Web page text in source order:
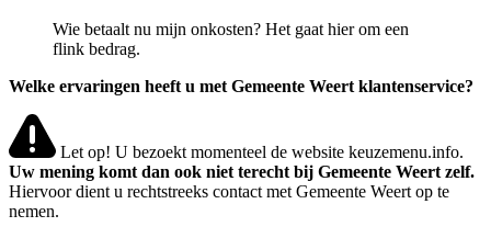
Wie betaalt nu mijn onkosten? Het gaat hier om een
flink bedrag.
Welke ervaringen heeft u met Gemeente Weert klantenservice?
Let op! U bezoekt momenteel de website keuzemenu.info.
Uw mening komt dan ook niet terecht bij Gemeente Weert zelf.
Hiervoor dient u rechtstreeks contact met Gemeente Weert op te
nemen.